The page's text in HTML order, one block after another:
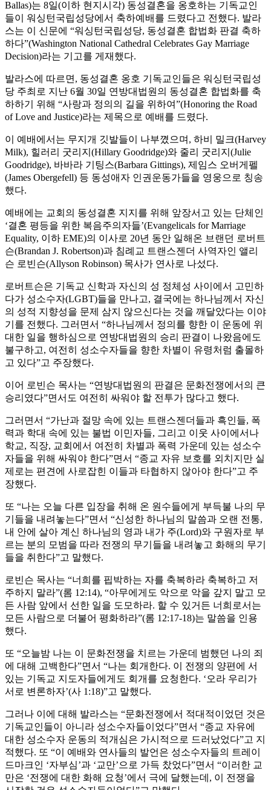
Ballas)는 8일(이하 현지시각) 동성결혼을 옹호하는 기독교인
들이 워싱턴국립성당에서 축하예배를 드렸다고 전했다. 발라
스는 이 신문에 “워싱턴국립성당, 동성결혼 합법화 판결 축하
하다”(Washington National Cathedral Celebrates Gay Marriage
Decision)라는 기고를 게재했다.
발라스에 따르면, 동성결혼 옹호 기독교인들은 워싱턴국립성
당 주최로 지난 6월 30일 연방대법원의 동성결혼 합법화를 축
하하기 위해 “사랑과 정의의 길을 위하여”(Honoring the Road
of Love and Justice)라는 제목으로 예배를 드렸다.
이 예배에서는 무지개 깃발들이 나부꼈으며, 하비 밀크(Harvey
Milk), 힐러리 굿리지(Hillary Goodridge)와 줄리 굿리지(Julie
Goodridge), 바바라 기팅스(Barbara Gittings), 제임스 오버게펠
(James Obergefell) 등 동성애자 인권운동가들을 영웅으로 칭송
했다.
예배에는 교회의 동성결혼 지지를 위해 앞장서고 있는 단체인
‘결혼 평등을 위한 복음주의자들’(Evangelicals for Marriage
Equality, 이하 EME)의 이사로 20년 동안 일해온 브랜던 로버트
슨(Brandan J. Robertson)과 침례교 트랜스젠더 사역자인 앨리
슨 로빈슨(Allyson Robinson) 목사가 연사로 나섰다.
로버트슨은 기독교 신학과 자신의 성 정체성 사이에서 고민하
다가 성소수자(LGBT)들을 만나고, 결국에는 하나님께서 자신
의 성적 지향성을 문제 삼지 않으신다는 것을 깨달았다는 이야
기를 전했다. 그러면서 “하나님께서 정의를 향한 이 운동에 위
대한 일을 행하심으로 연방대법원의 승리 판결이 나왔음에도
불구하고, 여전히 성소수자들을 향한 차별이 유령처럼 출몰하
고 있다”고 주장했다.
이어 로빈슨 목사는 “연방대법원의 판결은 문화전쟁에서의 큰
승리였다”면서도 여전히 싸워야 할 전투가 많다고 했다.
그러면서 “가난과 절망 속에 있는 트랜스젠더들과 흑인들, 폭
력과 학대 속에 있는 불법 이민자들, 그리고 이웃 사이에서나
학교, 직장, 교회에서 여전히 차별과 폭력 가운데 있는 성소수
자들을 위해 싸워야 한다”면서 “종교 자유 보호를 외치지만 실
제로는 편견에 사로잡힌 이들과 타협하지 않아야 한다”고 주
장했다.
또 “나는 오늘 다른 입장을 취해 온 원수들에게 부득불 나의 무
기들을 내려놓는다”면서 “신성한 하나님의 말씀과 오랜 전통,
내 안에 살아 계신 하나님의 영과 내가 주(Lord)와 구원자로 부
르는 분의 모범을 따라 전쟁의 무기들을 내려놓고 화해의 무기
들을 취한다”고 말했다.
로빈슨 목사는 “너희를 핍박하는 자를 축복하라 축복하고 저
주하지 말라”(롬 12:14), “아무에게도 악으로 악을 갚지 말고 모
든 사람 앞에서 선한 일을 도모하라. 할 수 있거든 너희로서는
모든 사람으로 더불어 평화하라”(롬 12:17-18)는 말씀을 인용
했다.
또 “오늘밤 나는 이 문화전쟁을 치르는 가운데 범했던 나의 죄
에 대해 고백한다”면서 “나는 회개한다. 이 전쟁의 양편에 서
있는 기독교 지도자들에게도 회개를 요청한다. ‘오라 우리가
서로 변론하자’(사 1:18)”고 말했다.
그러나 이에 대해 발라스는 “문화전쟁에서 적대적이었던 것은
기독교인들이 아니라 성소수자들이었다”면서 “종교 자유에
대한 성소수자 운동의 적개심은 가시적으로 드러났었다”고 지
적했다. 또 “이 예배와 연사들의 발언은 성소수자들의 트레이
드마크인 ‘자부심’과 ‘교만’으로 가득 찼었다”면서 “이러한 교
만은 ‘전쟁에 대한 화해 요청’에서 극에 달했는데, 이 전쟁을